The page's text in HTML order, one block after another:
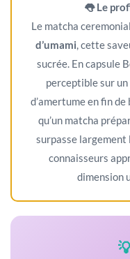
👅 Le
Le matcha
d’umami, cette
sucrée. En capsule
perceptible sur
d’amertume en fin
qu’un matcha
surpasse largement
connaisseurs
dimension